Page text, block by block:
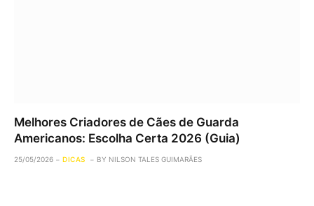
Melhores Criadores de Cães de Guarda
Americanos: Escolha Certa 2026 (Guia)
25/05/2026 DICAS BY NILSON TALES GUIMARÃES